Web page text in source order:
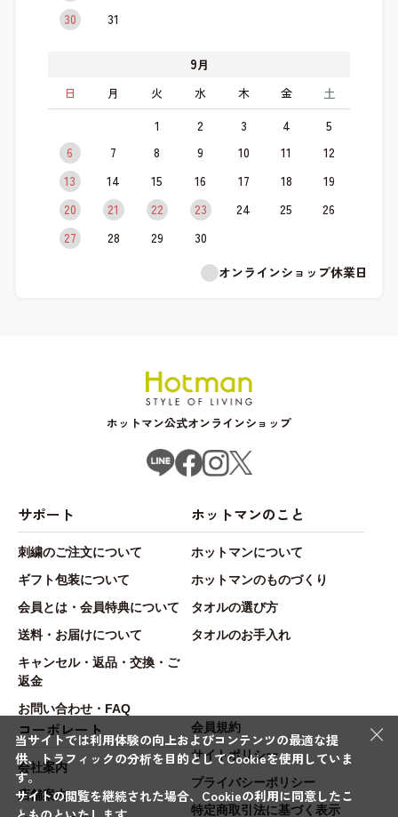
30
31
9月
日
月 火 水 木 金 土
1 2 3 4
5
6
7 8 9 10 11
12
13
14 15 16 17 18
19
20
21 22 23 24 25
26
27
28 29
30
オンラインショップ休業日
ホットマン公式オンラインショップ
サポート
刺繍のご注文について
ギフト包装について
会員とは・会員特典について
送料・お届けについて
キャンセル・返品・交換・ご
返金
お問い合わせ・FAQ
ホットマンのこと
ホットマンについて
ホットマンのものづくり
タオルの選び方
タオルのお手入れ
コーポレート
会社案内
店舗案内
会員規約
サイトポリシー
プライバシーポリシー
特定商取引法に基づく表示
×
当サイトでは利用体験の向上およびコンテンツの最適な提
供、トラフィックの分析を目的としてCookieを使用していま
す。
サイトの閲覧を継続された場合、Cookieの利用に同意したこ